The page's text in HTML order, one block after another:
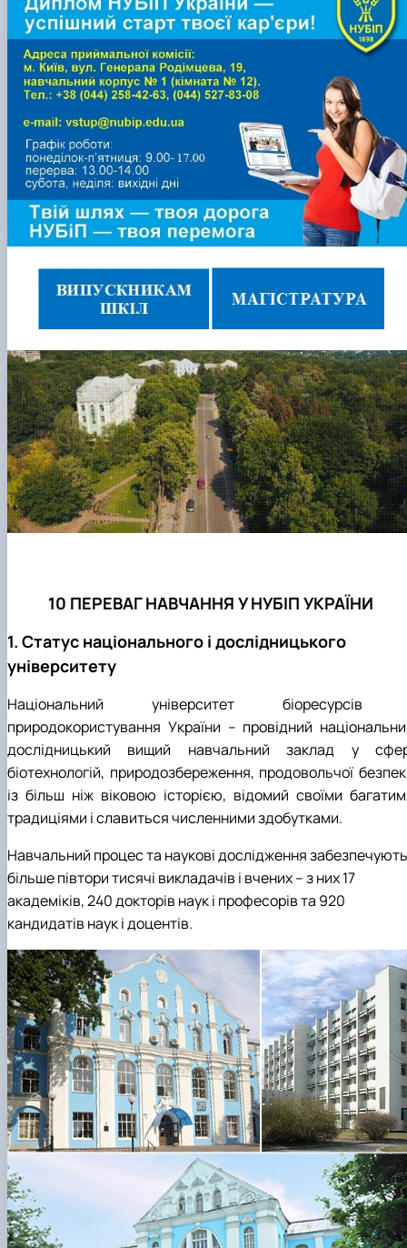
10 ПЕРЕВАГ НАВЧАННЯ У НУБІП УКРАЇНИ
1. Статус національного і дослідницького
університету
Національний університет біоресурсів
природокористування України – провідний
дослідницький вищий навчальний заклад у
біотехнологій, природозбереження, продовольчої
із більш ніж віковою історією, відомий своїми
традиціями і славиться численними здобутками.
Навчальний процес та наукові дослідження забезпечують
більше півтори тисячі викладачів і вчених – з них 17
академіків, 240 докторів наук і професорів та 920
кандидатів наук і доцентів.